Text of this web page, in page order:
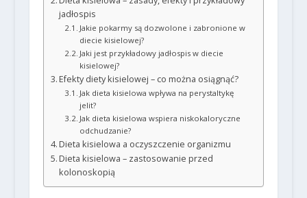
jadłospis
Jakie pokarmy są dozwolone i zabronione w
diecie kisielowej?
Jaki jest przykładowy jadłospis w diecie
kisielowej?
Efekty diety kisielowej – co można osiągnąć?
Jak dieta kisielowa wpływa na perystaltykę
jelit?
Jak dieta kisielowa wspiera niskokaloryczne
odchudzanie?
Dieta kisielowa a oczyszczenie organizmu
Dieta kisielowa – zastosowanie przed
kolonoskopią